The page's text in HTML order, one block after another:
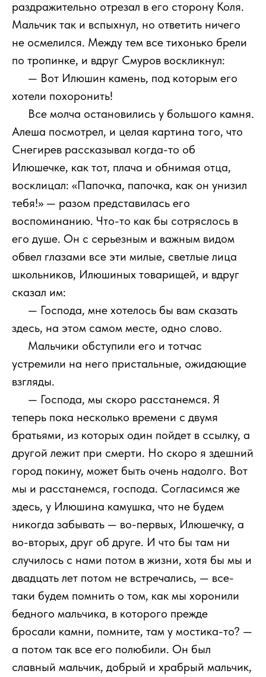
раздражительно отрезал в его сторону Коля.
Мальчик так и вспыхнул, но ответить ничего
не осмелился. Между тем все тихонько брели
по тропинке, и вдруг Смуров воскликнул:
— Вот Илюшин камень, под которым его
хотели похоронить!
Все молча остановились у большого камня.
Алеша посмотрел, и целая картина того, что
Снегирев рассказывал когда-то об
Илюшечке, как тот, плача и обнимая отца,
восклицал: «Папочка, папочка, как он унизил
тебя!» — разом представилась его
воспоминанию. Что-то как бы сотряслось в
его душе. Он с серьезным и важным видом
обвел глазами все эти милые, светлые лица
школьников, Илюшиных товарищей, и вдруг
сказал им:
— Господа, мне хотелось бы вам сказать
здесь, на этом самом месте, одно слово.
Мальчики обступили его и тотчас
устремили на него пристальные, ожидающие
взгляды.
— Господа, мы скоро расстанемся. Я
теперь пока несколько времени с двумя
братьями, из которых один пойдет в ссылку, а
другой лежит при смерти. Но скоро я здешний
город покину, может быть очень надолго. Вот
мы и расстанемся, господа. Согласимся же
здесь, у Илюшина камушка, что не будем
никогда забывать — во-первых, Илюшечку, а
во-вторых, друг об друге. И что бы там ни
случилось с нами потом в жизни, хотя бы мы и
двадцать лет потом не встречались, — все-
таки будем помнить о том, как мы хоронили
бедного мальчика, в которого прежде
бросали камни, помните, там у мостика-то? —
а потом так все его полюбили. Он был
славный мальчик, добрый и храбрый мальчик,